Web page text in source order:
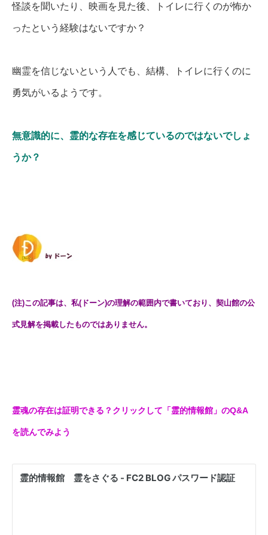
怪談を聞いたり、映画を見た後、トイレに行くのが怖か
ったという経験はないですか？
幽霊を信じないという人でも、結構、トイレに行くのに
勇気がいるようです。
無意識的に、霊的な存在を感じているのではないでしょ
うか？
(注)この記事は、私(ドーン)の理解の範囲内で書いており、契山館の公
式見解を掲載したものではありません。
霊魂の存在は証明できる？クリックして「霊的情報館」のQ&A
を読んでみよう